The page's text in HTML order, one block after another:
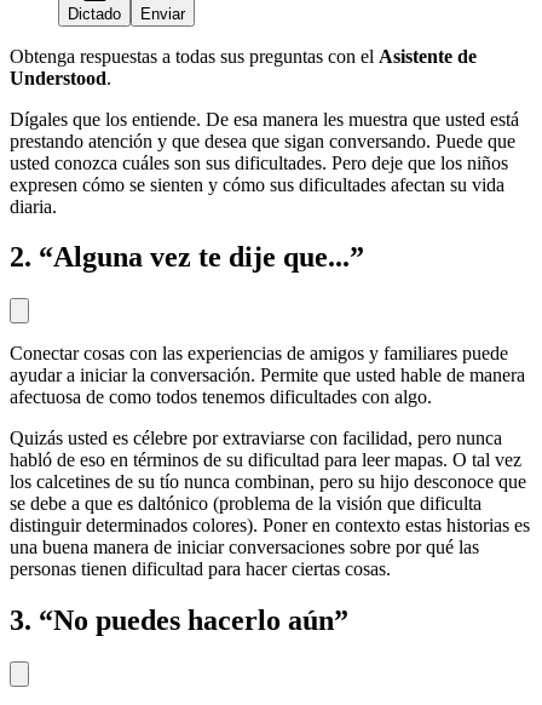
Dictado Enviar
Obtenga respuestas a todas sus preguntas con el Asistente de
Understood.
Dígales que los entiende. De esa manera les muestra que usted está
prestando atención y que desea que sigan conversando. Puede que
usted conozca cuáles son sus dificultades. Pero deje que los niños
expresen cómo se sienten y cómo sus dificultades afectan su vida
diaria.
2. “Alguna vez te dije que...”
Conectar cosas con las experiencias de amigos y familiares puede
ayudar a iniciar la conversación. Permite que usted hable de manera
afectuosa de como todos tenemos dificultades con algo.
Quizás usted es célebre por extraviarse con facilidad, pero nunca
habló de eso en términos de su dificultad para leer mapas. O tal vez
los calcetines de su tío nunca combinan, pero su hijo desconoce que
se debe a que es daltónico (problema de la visión que dificulta
distinguir determinados colores). Poner en contexto estas historias es
una buena manera de iniciar conversaciones sobre por qué las
personas tienen dificultad para hacer ciertas cosas.
3. “No puedes hacerlo aún”